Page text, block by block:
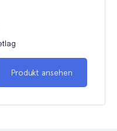
Produkt ansehen